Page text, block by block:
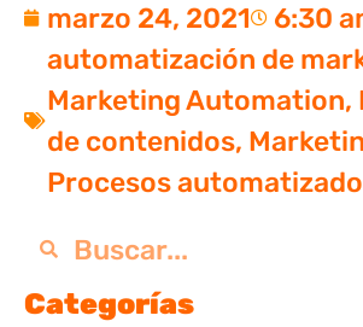
marzo 24, 2021
6:30
automatización de
Marketing Automation,
de contenidos,
Procesos
Categorías